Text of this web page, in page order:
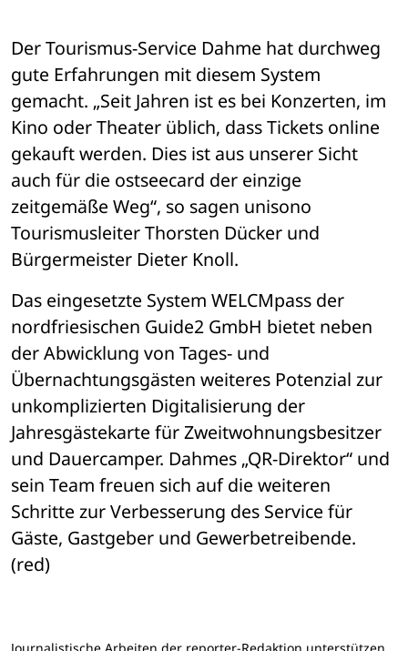
Der Tourismus-Service Dahme hat durchweg
gute Erfahrungen mit diesem System
gemacht. „Seit Jahren ist es bei Konzerten, im
Kino oder Theater üblich, dass Tickets online
gekauft werden. Dies ist aus unserer Sicht
auch für die ostseecard der einzige
zeitgemäße Weg“, so sagen unisono
Tourismusleiter Thorsten Dücker und
Bürgermeister Dieter Knoll.
Das eingesetzte System WELCMpass der
nordfriesischen Guide2 GmbH bietet neben
der Abwicklung von Tages- und
Übernachtungsgästen weiteres Potenzial zur
unkomplizierten Digitalisierung der
Jahresgästekarte für Zweitwohnungsbesitzer
und Dauercamper. Dahmes „QR-Direktor“ und
sein Team freuen sich auf die weiteren
Schritte zur Verbesserung des Service für
Gäste, Gastgeber und Gewerbetreibende.
(red)